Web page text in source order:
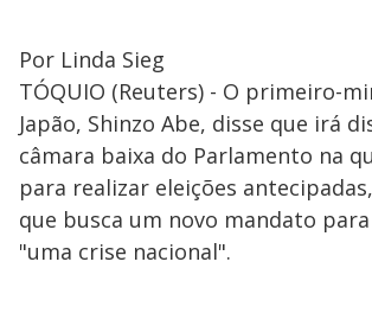
Por Linda Sieg
TÓQUIO (Reuters) - O primeiro-
Japão, Shinzo Abe, disse que irá
câmara baixa do Parlamento na
para realizar eleições
que busca um novo mandato
"uma crise nacional".